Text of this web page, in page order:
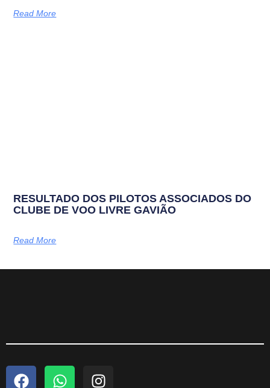
Read More
RESULTADO DOS PILOTOS ASSOCIADOS DO
CLUBE DE VOO LIVRE GAVIÃO
Read More